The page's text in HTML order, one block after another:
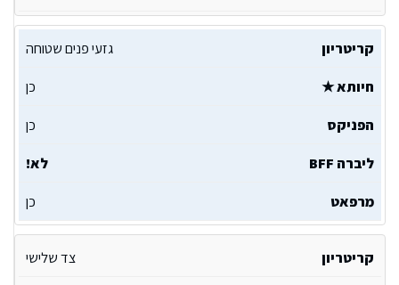
גזעי פנים שטוחה
כן
כן
לא!
כן
צד שלישי